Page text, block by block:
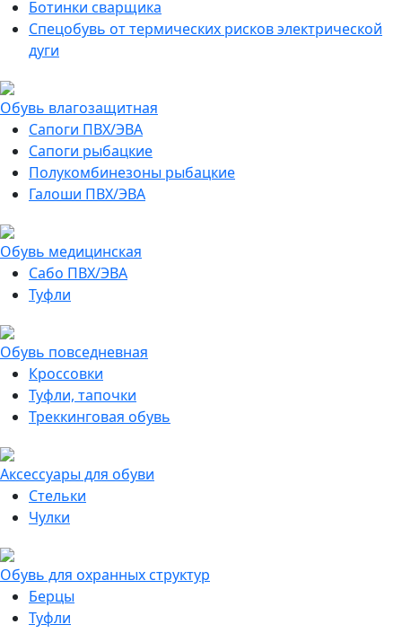
Ботинки сварщика
Спецобувь от термических рисков электрической
дуги
Обувь влагозащитная
Сапоги ПВХ/ЭВА
Сапоги рыбацкие
Полукомбинезоны рыбацкие
Галоши ПВХ/ЭВА
Обувь медицинская
Сабо ПВХ/ЭВА
Туфли
Обувь повседневная
Кроссовки
Туфли, тапочки
Треккинговая обувь
Аксессуары для обуви
Стельки
Чулки
Обувь для охранных структур
Берцы
Туфли